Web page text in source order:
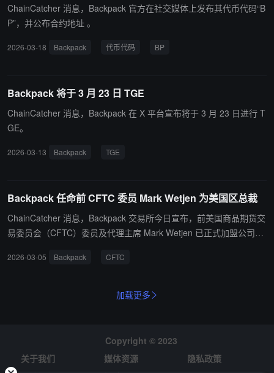
ChainCatcher 消息，Backpack 官方在社交媒体上发布其代币代码“B
P”，并公布合约地址 。
2026-03-18 Backpack 代币代码 BP
Backpack 将于 3 月 23 日 TGE
ChainCatcher 消息，Backpack 在 X 平台宣布将于 3 月 23 日进行 T
GE。
2026-03-13 Backpack TGE
Backpack 任命前 CFTC 委员 Mark Wetjen 为美国区总裁
ChainCatcher 消息，Backpack 交易所今日宣布，前美国商品期货交
易委员会（CFTC）委员及代理主席 Mark Wetjen 已正式加盟公司，
美国的战略扩张，助力公司持续构建受监管的全球化链上金融平台。
2026-03-05 Backpack CFTC
加载更多
Copyright © 2023
关于我们
媒体资源
隐私政策